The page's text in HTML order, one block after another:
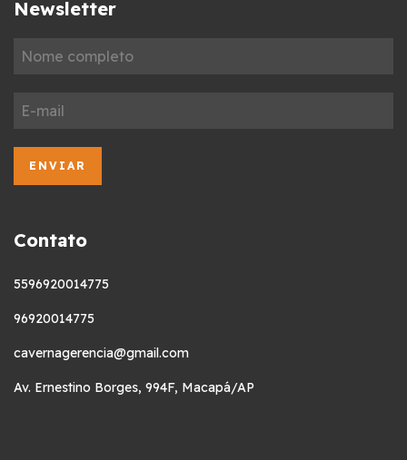
Newsletter
Contato
5596920014775
96920014775
cavernagerencia@gmail.com
Av. Ernestino Borges, 994F, Macapá/AP